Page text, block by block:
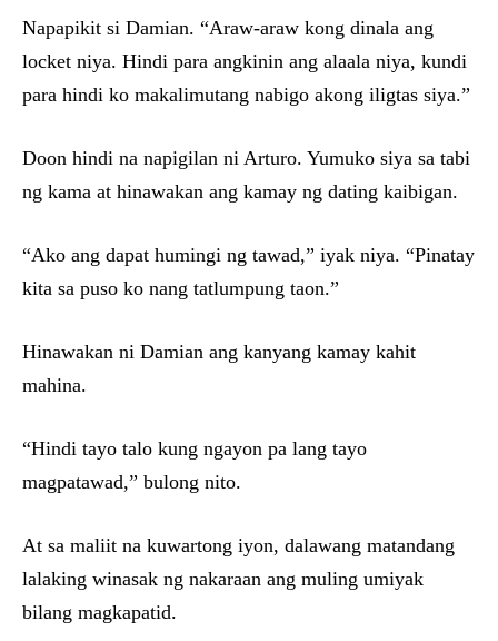
Napapikit si Damian. “Araw-araw kong dinala ang
locket niya. Hindi para angkinin ang alaala niya, kundi
para hindi ko makalimutang nabigo akong iligtas siya.”
Doon hindi na napigilan ni Arturo. Yumuko siya sa tabi
ng kama at hinawakan ang kamay ng dating kaibigan.
“Ako ang dapat humingi ng tawad,” iyak niya. “Pinatay
kita sa puso ko nang tatlumpung taon.”
Hinawakan ni Damian ang kanyang kamay kahit
mahina.
“Hindi tayo talo kung ngayon pa lang tayo
magpatawad,” bulong nito.
At sa maliit na kuwartong iyon, dalawang matandang
lalaking winasak ng nakaraan ang muling umiyak
bilang magkapatid.